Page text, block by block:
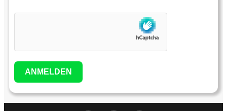
ANMELDEN